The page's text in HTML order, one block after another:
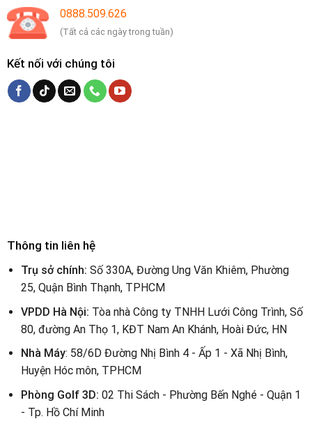
0888.509.626
(Tất cả các ngày trong tuần)
Kết nối với chúng tôi
Thông tin liên hệ
Trụ sở chính: Số 330A, Đường Ung Văn Khiêm, Phường
25, Quận Bình Thạnh, TPHCM
VPDD Hà Nội: Tòa nhà Công ty TNHH Lưới Công Trình, Số
80, đường An Thọ 1, KĐT Nam An Khánh, Hoài Đức, HN
Nhà Máy: 58/6D Đường Nhị Bình 4 - Ấp 1 - Xã Nhị Bình,
Huyện Hóc môn, TPHCM
Phòng Golf 3D:02 Thi Sách - Phường Bến Nghé - Quận 1
- Tp. Hồ Chí Minh